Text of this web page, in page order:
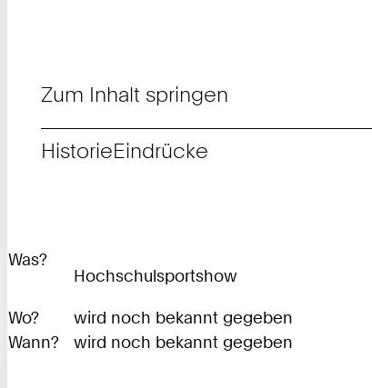
Zum Inhalt springen
HistorieEindrücke
Was?
Hochschulsportshow
Wo?
wird noch bekannt gegeben
Wann?
wird noch bekannt gegeben